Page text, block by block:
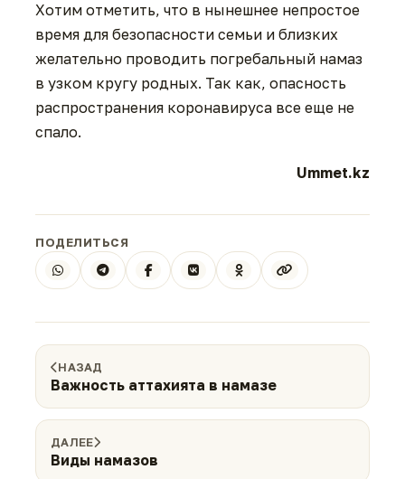
Хотим отметить, что в нынешнее непростое
время для безопасности семьи и близких
желательно проводить погребальный намаз
в узком кругу родных. Так как, опасность
распространения коронавируса все еще не
спало.
Ummet.kz
ПОДЕЛИТЬСЯ
НАЗАД
Важность аттахията в намазе
ДАЛЕЕ
Виды намазов